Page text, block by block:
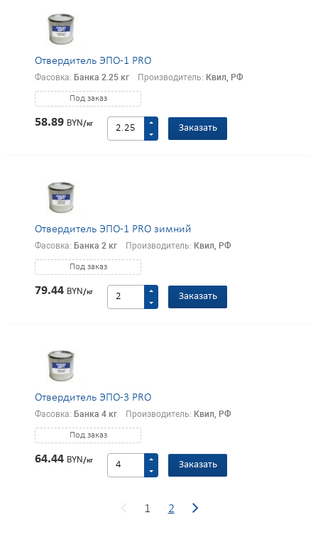
Отвердитель ЭПО-1 PRO
Фасовка: Банка 2.25 кг Производитель: Квил, РФ
Под заказ
58.89 BYN/кг Заказать
Отвердитель ЭПО-1 PRO зимний
Фасовка: Банка 2 кг Производитель: Квил, РФ
Под заказ
79.44 BYN/кг Заказать
Отвердитель ЭПО-3 PRO
Фасовка: Банка 4 кг Производитель: Квил, РФ
Под заказ
64.44 BYN/кг Заказать
1 (current)
2